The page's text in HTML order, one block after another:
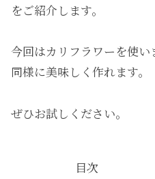
をご紹介します。
今回はカリフラワーを使
同様に美味しく作れます。
ぜひお試しください。
目次